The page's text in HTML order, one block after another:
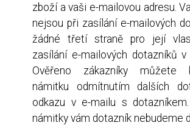
zboží a vaši e-mailovou adresu.
nejsou při zasílání e-mailových
žádné třetí straně pro její
zasílání e-mailových dotazníků v
Ověřeno zákazníky můžete
námitku odmítnutím dalších
odkazu v e-mailu s
námitky vám dotazník nebudeme